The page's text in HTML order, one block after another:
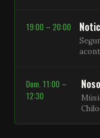
19:00 – 20:00
Dom. 11:00 –
12:30